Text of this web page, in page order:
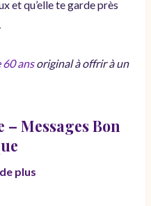
et qu’elle te garde près
60 ansoriginal à offrir à un
Messages Bon
plus